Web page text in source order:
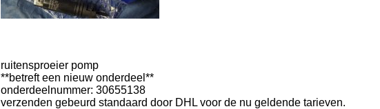
ruitensproeier pomp
**betreft een nieuw onderdeel**
onderdeelnummer: 30655138
verzenden gebeurd standaard door DHL voor de nu geldende tarieven.